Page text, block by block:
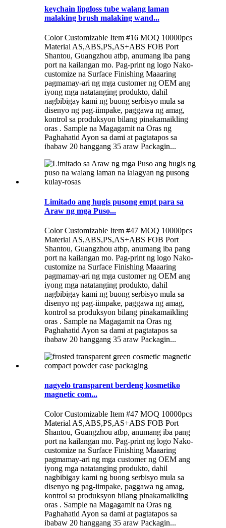
keychain lipgloss tube walang laman
malaking brush malaking wand...
Color Customizable Item #16 MOQ 10000pcs
Material AS,ABS,PS,AS+ABS FOB Port
Shantou, Guangzhou atbp, anumang iba pang
port na kailangan mo. Pag-print ng logo Nako-
customize na Surface Finishing Maaaring
pagmamay-ari ng mga customer ng OEM ang
iyong mga natatanging produkto, dahil
nagbibigay kami ng buong serbisyo mula sa
disenyo ng pag-iimpake, paggawa ng amag,
kontrol sa produksyon bilang pinakamaikling
oras . Sample na Magagamit na Oras ng
Paghahatid Ayon sa dami at pagtatapos sa
ibabaw 20 hanggang 35 araw Packagin...
Limitado ang hugis pusong empt para sa
Araw ng mga Puso...
Color Customizable Item #47 MOQ 10000pcs
Material AS,ABS,PS,AS+ABS FOB Port
Shantou, Guangzhou atbp, anumang iba pang
port na kailangan mo. Pag-print ng logo Nako-
customize na Surface Finishing Maaaring
pagmamay-ari ng mga customer ng OEM ang
iyong mga natatanging produkto, dahil
nagbibigay kami ng buong serbisyo mula sa
disenyo ng pag-iimpake, paggawa ng amag,
kontrol sa produksyon bilang pinakamaikling
oras . Sample na Magagamit na Oras ng
Paghahatid Ayon sa dami at pagtatapos sa
ibabaw 20 hanggang 35 araw Packagin...
nagyelo transparent berdeng kosmetiko
magnetic com...
Color Customizable Item #47 MOQ 10000pcs
Material AS,ABS,PS,AS+ABS FOB Port
Shantou, Guangzhou atbp, anumang iba pang
port na kailangan mo. Pag-print ng logo Nako-
customize na Surface Finishing Maaaring
pagmamay-ari ng mga customer ng OEM ang
iyong mga natatanging produkto, dahil
nagbibigay kami ng buong serbisyo mula sa
disenyo ng pag-iimpake, paggawa ng amag,
kontrol sa produksyon bilang pinakamaikling
oras . Sample na Magagamit na Oras ng
Paghahatid Ayon sa dami at pagtatapos sa
ibabaw 20 hanggang 35 araw Packagin...